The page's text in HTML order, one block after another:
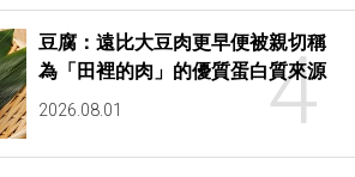
4
豆腐：遠比大豆肉更早便被親切稱
為「田裡的肉」的優質蛋白質來源
2026.08.01